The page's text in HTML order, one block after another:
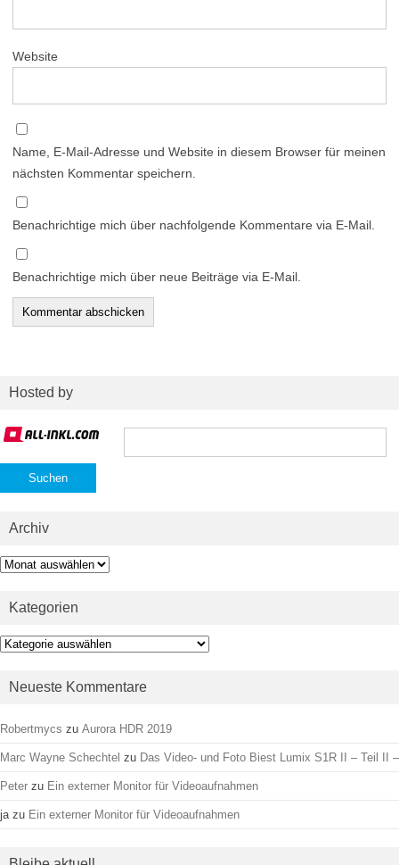
Website
Name, E-Mail-Adresse und Website in diesem Browser für meinen
nächsten Kommentar speichern.
Benachrichtige mich über nachfolgende Kommentare via E-Mail.
Benachrichtige mich über neue Beiträge via E-Mail.
Hosted by
Suchen
Archiv
Archiv
Kategorien
Kategorien
Neueste Kommentare
Robertmycs zu Aurora HDR 2019
Marc Wayne Schechtel zu Das Video- und Foto Biest Lumix S1R II – Teil II –
Peter zu Ein externer Monitor für Videoaufnahmen
ja zu Ein externer Monitor für Videoaufnahmen